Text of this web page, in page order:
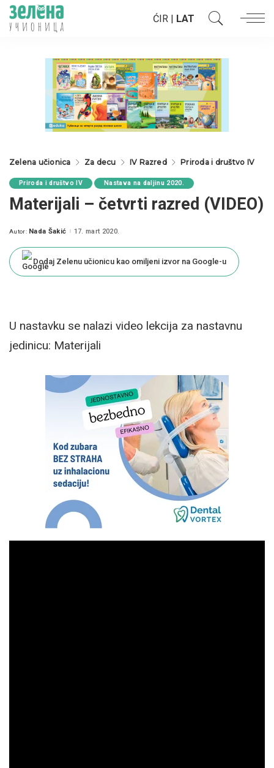
ĆIR | LAT
Zelena učionica Za decu IV Razred Priroda i društvo IV
Priroda i društvo IV Nastava na daljinu 2020.
Materijali – četvrti razred (VIDEO)
Posted
Autor: Nada Šakić 17. mart 2020.
Dodaj Zelenu učionicu kao omiljeni izvor na Google-u
U nastavku se nalazi video lekcija za nastavnu
jedinicu: Materijali